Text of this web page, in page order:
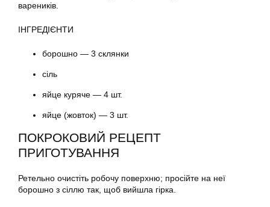
вареників.
ІНГРЕДІЄНТИ
борошно — 3 склянки
сіль
яйце куряче — 4 шт.
яйце (жовток) — 3 шт.
ПОКРОКОВИЙ РЕЦЕПТ
ПРИГОТУВАННЯ
Ретельно очистіть робочу поверхню; просійте на неї
борошно з сіллю так, щоб вийшла гірка.